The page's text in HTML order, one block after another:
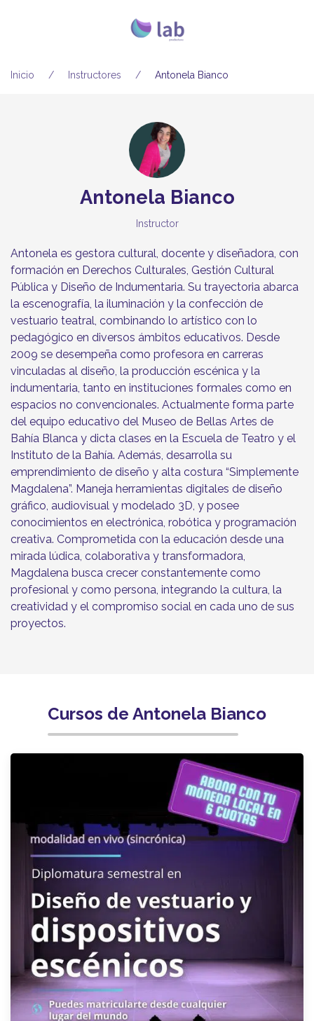
Inicio Instructores Antonela Bianco
Antonela Bianco
Instructor
Antonela es gestora cultural, docente y diseñadora, con
formación en Derechos Culturales, Gestión Cultural
Pública y Diseño de Indumentaria. Su trayectoria abarca
la escenografía, la iluminación y la confección de
vestuario teatral, combinando lo artístico con lo
pedagógico en diversos ámbitos educativos. Desde
2009 se desempeña como profesora en carreras
vinculadas al diseño, la producción escénica y la
indumentaria, tanto en instituciones formales como en
espacios no convencionales. Actualmente forma parte
del equipo educativo del Museo de Bellas Artes de
Bahía Blanca y dicta clases en la Escuela de Teatro y el
Instituto de la Bahía. Además, desarrolla su
emprendimiento de diseño y alta costura “Simplemente
Magdalena”. Maneja herramientas digitales de diseño
gráfico, audiovisual y modelado 3D, y posee
conocimientos en electrónica, robótica y programación
creativa. Comprometida con la educación desde una
mirada lúdica, colaborativa y transformadora,
Magdalena busca crecer constantemente como
profesional y como persona, integrando la cultura, la
creatividad y el compromiso social en cada uno de sus
proyectos.
Cursos de Antonela Bianco